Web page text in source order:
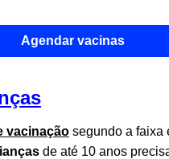
Agendar vacinas
vacinaçãosegundo a faixa
de até 10 anos